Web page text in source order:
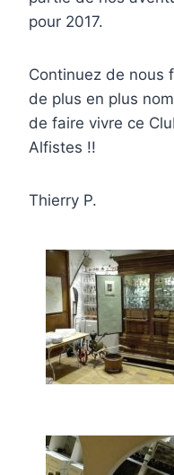
pour 2017.
Continuez de nous
de plus en plus
de faire vivre ce
Alfistes !!
Thierry P.